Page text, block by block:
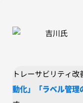
トレーサビリティ改
動化」「ラベル管理